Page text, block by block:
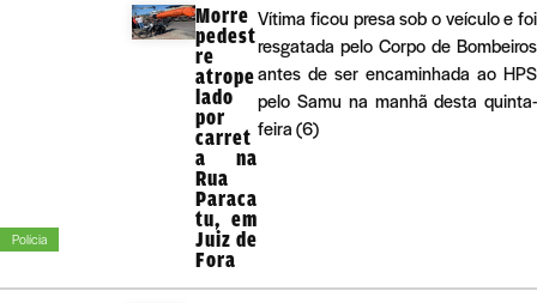
Polícia
Morre
pedest
re
atrope
lado
por
carret
a na
Rua
Paraca
tu, em
Juiz de
Fora
Vítima ficou presa sob o veículo e foi
resgatada pelo Corpo de Bombeiros
antes de ser encaminhada ao HPS
pelo Samu na manhã desta quinta-
feira (6)